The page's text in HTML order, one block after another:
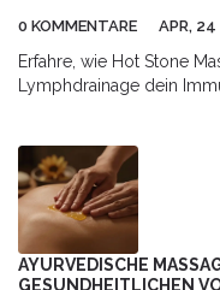
0 KOMMENTARE APR,
Erfahre, wie Hot Stone
Lymphdrainage dein
AYURVEDISCHE
GESUNDHEITLICHEN